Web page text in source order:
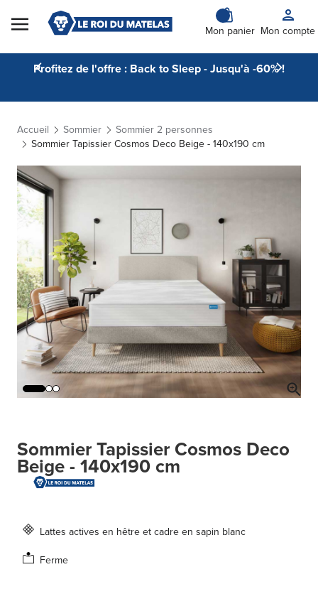
Skip to Content
Mon panier Mon compte
Profitez de l'offre : Back to Sleep - Jusqu'à -60% !
Accueil Sommier
Sommier 2 personnes
Sommier Tapissier Cosmos Deco Beige - 140x190 cm
Sommier Tapissier Cosmos Deco
Beige - 140x190 cm
Lattes actives en hêtre et cadre en sapin blanc
Ferme